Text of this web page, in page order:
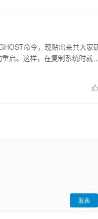
命令，现贴出来共大家
启。这样，在复制系统时就
发表